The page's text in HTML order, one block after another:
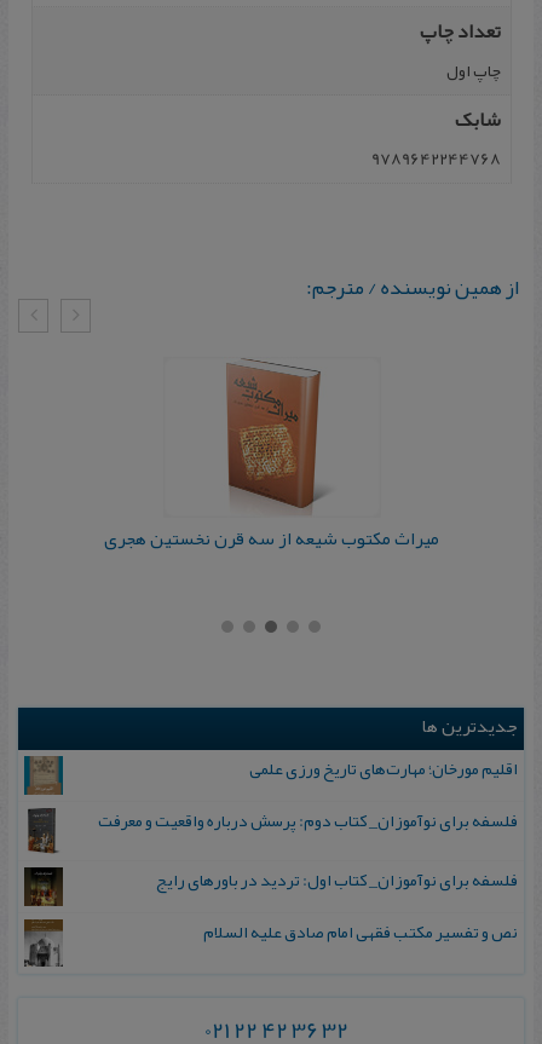
تعداد چاپ
چاپ اول
شابک
9789642244768
از همین نویسنده / مترجم:
میراث مکتوب شیعه از سه قرن نخستین هجری
جدیدترین ها
اقلیم مورخان؛ مهارت‌های تاریخ ورزی علمی
فلسفه برای نوآموزان_ کتاب دوم: پرسش درباره واقعیت و معرفت
فلسفه برای نوآموزان_ کتاب اول: تردید در باورهای رایج
نص و تفسیر مکتب فقهی امام صادق علیه السلام
021 22 42 36 32